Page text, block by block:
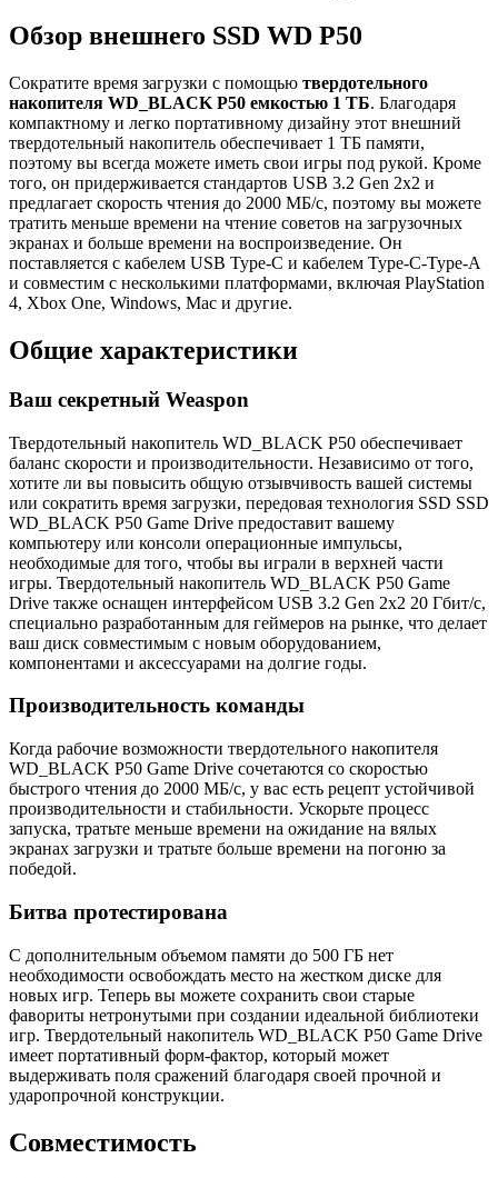
Обзор внешнего SSD WD P50
Сократите время загрузки с помощью твердотельного
накопителя WD_BLACK P50 емкостью 1 ТБ. Благодаря
компактному и легко портативному дизайну этот внешний
твердотельный накопитель обеспечивает 1 ТБ памяти,
поэтому вы всегда можете иметь свои игры под рукой. Кроме
того, он придерживается стандартов USB 3.2 Gen 2x2 и
предлагает скорость чтения до 2000 МБ/с, поэтому вы можете
тратить меньше времени на чтение советов на загрузочных
экранах и больше времени на воспроизведение. Он
поставляется с кабелем USB Type-C и кабелем Type-C-Type-A
и совместим с несколькими платформами, включая PlayStation
4, Xbox One, Windows, Mac и другие.
Общие характеристики
Ваш секретный Weaspon
Твердотельный накопитель WD_BLACK P50 обеспечивает
баланс скорости и производительности. Независимо от того,
хотите ли вы повысить общую отзывчивость вашей системы
или сократить время загрузки, передовая технология SSD SSD
WD_BLACK P50 Game Drive предоставит вашему
компьютеру или консоли операционные импульсы,
необходимые для того, чтобы вы играли в верхней части
игры. Твердотельный накопитель WD_BLACK P50 Game
Drive также оснащен интерфейсом USB 3.2 Gen 2x2 20 Гбит/с,
специально разработанным для геймеров на рынке, что делает
ваш диск совместимым с новым оборудованием,
компонентами и аксессуарами на долгие годы.
Производительность команды
Когда рабочие возможности твердотельного накопителя
WD_BLACK P50 Game Drive сочетаются со скоростью
быстрого чтения до 2000 МБ/с, у вас есть рецепт устойчивой
производительности и стабильности. Ускорьте процесс
запуска, тратьте меньше времени на ожидание на вялых
экранах загрузки и тратьте больше времени на погоню за
победой.
Битва протестирована
С дополнительным объемом памяти до 500 ГБ нет
необходимости освобождать место на жестком диске для
новых игр. Теперь вы можете сохранить свои старые
фавориты нетронутыми при создании идеальной библиотеки
игр. Твердотельный накопитель WD_BLACK P50 Game Drive
имеет портативный форм-фактор, который может
выдерживать поля сражений благодаря своей прочной и
ударопрочной конструкции.
Совместимость